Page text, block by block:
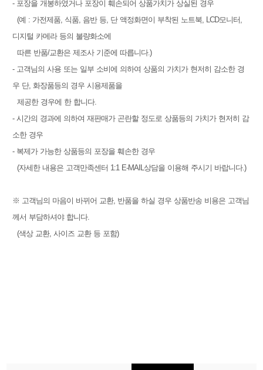
- 포장을 개봉하였거나 포장이 훼손되어 상품가치가 상실된 경우
(예 : 가전제품, 식품, 음반 등, 단 액정화면이 부착된 노트북, LCD모니터,
디지털 카메라 등의 불량화소에
따른 반품/교환은 제조사 기준에 따릅니다.)
- 고객님의 사용 또는 일부 소비에 의하여 상품의 가치가 현저히 감소한 경
우 단, 화장품등의 경우 시용제품을
제공한 경우에 한 합니다.
- 시간의 경과에 의하여 재판매가 곤란할 정도로 상품등의 가치가 현저히 감
소한 경우
- 복제가 가능한 상품등의 포장을 훼손한 경우
(자세한 내용은 고객만족센터 1:1 E-MAIL상담을 이용해 주시기 바랍니다.)
※ 고객님의 마음이 바뀌어 교환, 반품을 하실 경우 상품반송 비용은 고객님
께서 부담하셔야 합니다.
(색상 교환, 사이즈 교환 등 포함)